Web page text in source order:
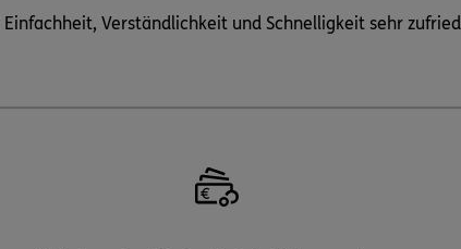
Verständlichkeit und Schnelligkeit sehr